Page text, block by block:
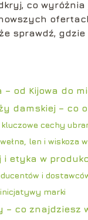
co
sprawdź,
– od Kijowa do
damskiej – co
cechy
len i wiskoza
i etyka w
i
marki
– co znajdziesz